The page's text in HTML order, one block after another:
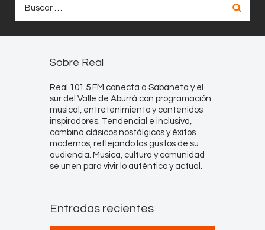
Sobre Real
Real 101.5 FM conecta a Sabaneta y el
sur del Valle de Aburrá con programación
musical, entretenimiento y contenidos
inspiradores. Tendencial e inclusiva,
combina clásicos nostálgicos y éxitos
modernos, reflejando los gustos de su
audiencia. Música, cultura y comunidad
se unen para vivir lo auténtico y actual.
Entradas recientes